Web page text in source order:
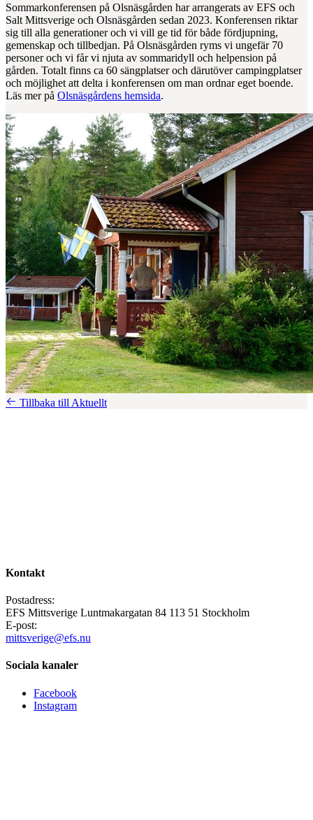
Sommarkonferensen på Olsnäsgården har arrangerats av EFS och
Salt Mittsverige och Olsnäsgården sedan 2023. Konferensen riktar
sig till alla generationer och vi vill ge tid för både fördjupning,
gemenskap och tillbedjan. På Olsnäsgården ryms vi ungefär 70
personer och vi får vi njuta av sommaridyll och helpension på
gården. Totalt finns ca 60 sängplatser och därutöver campingplatser
och möjlighet att delta i konferensen om man ordnar eget boende.
Läs mer på Olsnäsgårdens hemsida.
Tillbaka till Aktuellt
Kontakt
Postadress:
EFS Mittsverige Luntmakargatan 84 113 51 Stockholm
E-post:
mittsverige@efs.nu
Sociala kanaler
Facebook
Instagram